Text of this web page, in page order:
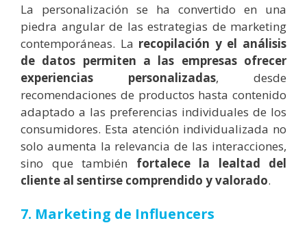
La personalización se ha convertido en una
piedra angular de las estrategias de marketing
contemporáneas. La recopilación y el análisis
de datos permiten a las empresas ofrecer
experiencias personalizadas, desde
recomendaciones de productos hasta contenido
adaptado a las preferencias individuales de los
consumidores. Esta atención individualizada no
solo aumenta la relevancia de las interacciones,
sino que también fortalece la lealtad del
cliente al sentirse comprendido y valorado.
7. Marketing de Influencers